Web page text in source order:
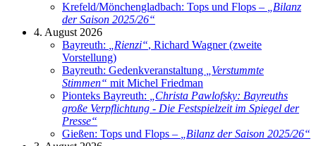
Krefeld/Mönchengladbach: Tops und Flops –
Bilanz
der Saison 2025/26“
4. August 2026
Bayreuth:
Rienzi“, Richard Wagner (zweite
Vorstellung)
Bayreuth: Gedenkveranstaltung
Verstummte
Stimmen“ mit Michel Friedman
Pionteks Bayreuth:
Christa Pawlofsky: Bayreuths
große Verpflichtung - Die Festspielzeit im Spiegel der
Presse“
Gießen: Tops und Flops –
Bilanz der Saison 2025/26“